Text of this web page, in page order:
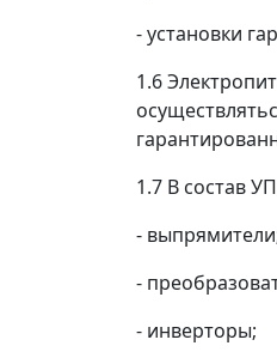
- установки
1.6
1.7 В состав
-
-
- инверторы;